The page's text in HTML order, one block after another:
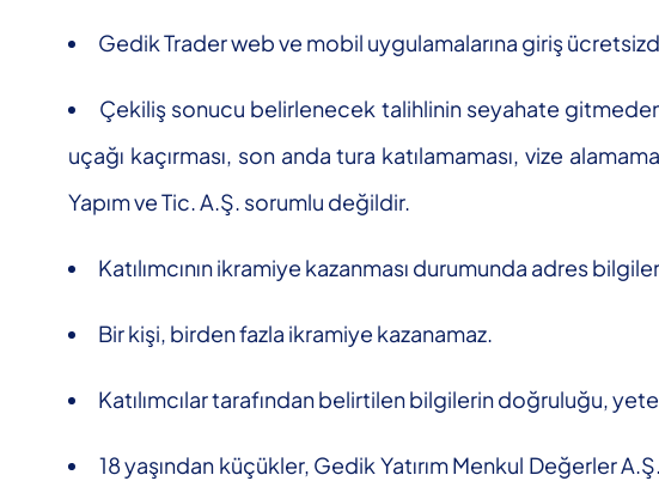
Gedik Trader web ve mobil uygulamalarına giriş
Çekiliş sonucu belirlenecek talihlinin seyahate
uçağı kaçırması, son anda tura katılamaması, vize
Yapım ve Tic. A.Ş. sorumlu değildir.
Katılımcının ikramiye kazanması durumunda adres
Bir kişi, birden fazla ikramiye kazanamaz.
Katılımcılar tarafından belirtilen bilgilerin doğruluğu,
18 yaşından küçükler, Gedik Yatırım Menkul Değerler